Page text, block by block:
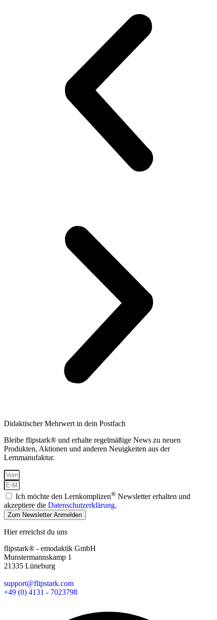
Didaktischer Mehrwert in dein Postfach
Bleibe flipstark® und erhalte regelmäßige News zu neuen
Produkten, Aktionen und anderen Neuigkeiten aus der
Lernmanufaktur.
Ich möchte den Lernkomplizen® Newsletter erhalten und
akzeptiere die Datenschutzerklärung.
Zum Newsletter Anmelden
Hier erreichst du uns
flipstark® - emodaktik GmbH
Munstermannskamp 1
21335 Lüneburg
support@flipstark.com
+49 (0) 4131 - 7023798